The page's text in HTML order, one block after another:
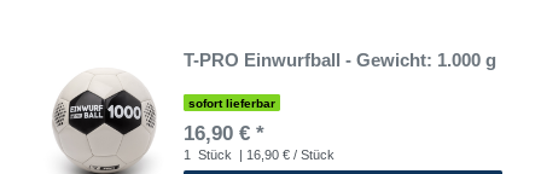
T-PRO Einwurfball - Gewicht: 1.000 g
sofort lieferbar
16,90 € *
1 Stück | 16,90 € / Stück